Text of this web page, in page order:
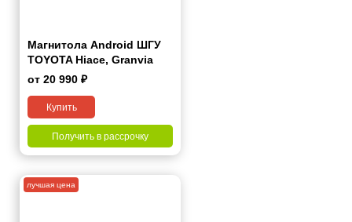
Магнитола Android ШГУ
TOYOTA Hiace, Granvia
2019+ 9 дюймов - 10.1
от 20 990 ₽
Купить
Получить в рассрочку
лучшая цена